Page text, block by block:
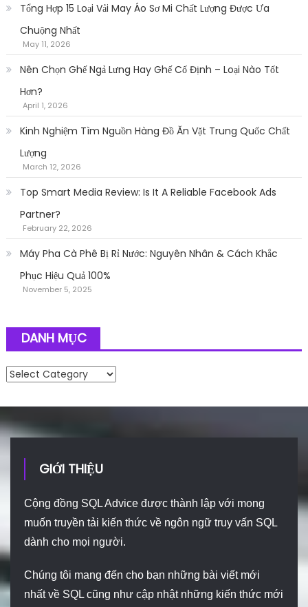
Tổng Hợp 15 Loại Vải May Áo Sơ Mi Chất Lượng Được Ưa
Chuộng Nhất
May 11, 2026
Nên Chọn Ghế Ngả Lưng Hay Ghế Cố Định – Loại Nào Tốt
Hơn?
April 1, 2026
Kinh Nghiệm Tìm Nguồn Hàng Đồ Ăn Vặt Trung Quốc Chất
Lượng
March 12, 2026
Top Smart Media Review: Is It A Reliable Facebook Ads
Partner?
February 22, 2026
Máy Pha Cà Phê Bị Rỉ Nước: Nguyên Nhân & Cách Khắc
Phục Hiệu Quả 100%
November 5, 2025
DANH MỤC
Danh mục
GIỚI THIỆU
Cộng đồng SQL Advice được thành lập với mong
muốn truyền tải kiến thức về ngôn ngữ truy vấn SQL
dành cho mọi người.
Chúng tôi mang đến cho bạn những bài viết mới
nhất về SQL cũng như cập nhật những kiến thức mới